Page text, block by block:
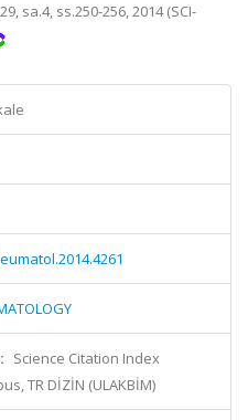
sa.4, ss.250-256, 2014 (SCI-
Science Citation Index
TR DİZİN (ULAKBİM)